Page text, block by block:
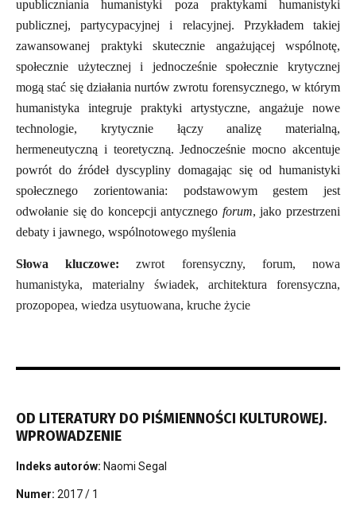
upubliczniania humanistyki poza praktykami humanistyki
publicznej, partycypacyjnej i relacyjnej. Przykładem takiej
zawansowanej praktyki skutecznie angażującej wspólnotę,
społecznie użytecznej i jednocześnie społecznie krytycznej
mogą stać się działania nurtów zwrotu forensycznego, w którym
humanistyka integruje praktyki artystyczne, angażuje nowe
technologie, krytycznie łączy analizę materialną,
hermeneutyczną i teoretyczną. Jednocześnie mocno akcentuje
powrót do źródeł dyscypliny domagając się od humanistyki
społecznego zorientowania: podstawowym gestem jest
odwołanie się do koncepcji antycznego forum, jako przestrzeni
debaty i jawnego, wspólnotowego myślenia
Słowa kluczowe:zwrot forensyczny, forum, nowa
humanistyka, materialny świadek, architektura forensyczna,
prozopopea, wiedza usytuowana, kruche życie
OD LITERATURY DO PIŚMIENNOŚCI KULTUROWEJ.
WPROWADZENIE
Indeks autorów: Naomi Segal
Numer: 2017 / 1